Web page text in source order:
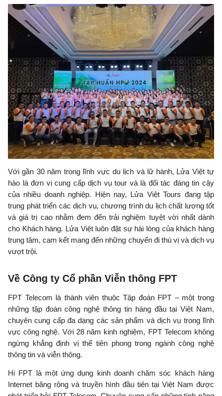
Với gần 30 năm trong lĩnh vực du lịch và lữ hành, Lửa Việt tự
hào là đơn vị cung cấp dịch vụ tour và là đối tác đáng tin cậy
của nhiều doanh nghiệp. Hiện nay, Lửa Việt Tours đang tập
trung phát triển các dịch vụ, chương trình du lịch chất lượng tốt
và giá trị cao nhằm đem đến trải nghiệm tuyệt vời nhất dành
cho Khách hàng. Lửa Việt luôn đặt sự hài lòng của khách hàng
trung tâm, cam kết mang đến những chuyến đi thú vị và dịch vụ
vượt trội.
Về Công ty Cổ phần Viễn thông FPT
FPT Telecom là thành viên thuộc Tập đoàn FPT – một trong
những tập đoàn công nghệ thông tin hàng đầu tại Việt Nam,
chuyên cung cấp đa dạng các sản phẩm và dịch vụ trong lĩnh
vực công nghệ. Với 28 năm kinh nghiệm, FPT Telecom không
ngừng khẳng định vị thế tiên phong trong ngành công nghệ
thông tin và viễn thông.
Hi FPT là một ứng dụng kinh doanh chăm sóc khách hàng
Internet băng rộng và truyền hình đầu tiên tại Việt Nam được